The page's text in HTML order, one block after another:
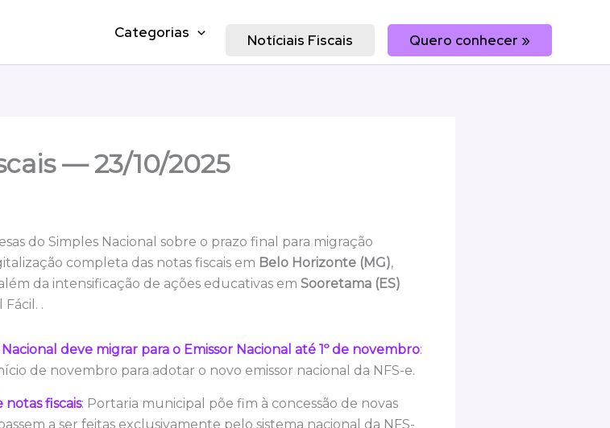
Categorias Notíciais Fiscais Quero conhecer »
— 23/10/2025
do Simples Nacional sobre o prazo final para migração
completa das notas fiscais em Belo Horizonte (MG),
da intensificação de ações educativas em Sooretama (ES)
.
deve migrar para o Emissor Nacional até 1º de novembro:
de novembro para adotar o novo emissor nacional da NFS-e.
fiscais: Portaria municipal põe fim à concessão de novas
a ser feitas exclusivamente pelo sistema nacional da NFS-